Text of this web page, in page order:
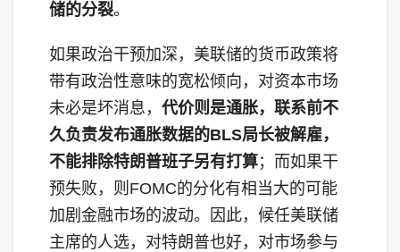
储的分裂。
如果政治干预加深，美联储的货币政策将
带有政治性意味的宽松倾向，对资本市场
未必是坏消息， 代价则是通胀，联系前不
久负责发布通胀数据的BLS局长被解雇，
不能排除特朗普班子另有打算；而如果干
预失败，则FOMC的分化有相当大的可能
加剧金融市场的波动。因此，候任美联储
主席的人选，对特朗普也好，对市场参与